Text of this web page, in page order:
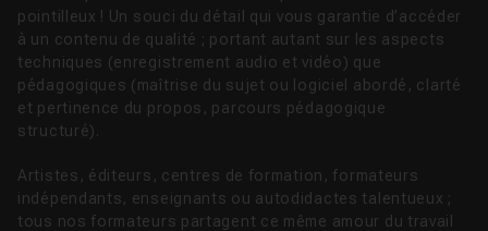
pointilleux ! Un souci du détail qui vous garantie d’accéder
à un contenu de qualité ; portant autant sur les aspects
techniques (enregistrement audio et vidéo) que
pédagogiques (maîtrise du sujet ou logiciel abordé, clarté
et pertinence du propos, parcours pédagogique
structuré).
Artistes, éditeurs, centres de formation, formateurs
indépendants, enseignants ou autodidactes talentueux ;
tous nos formateurs partagent ce même amour du travail